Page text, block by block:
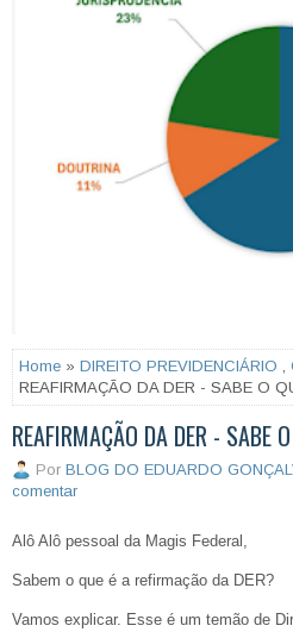
Home » DIREITO PREVIDENCIÁRIO
REAFIRMAÇÃO DA DER - SABE O
REAFIRMAÇÃO DA DER - SABE
Por BLOG DO EDUARDO
comentar
Alô Alô pessoal da Magis Federal,
Sabem o que é a refirmação da DER?
Vamos explicar. Esse é um temão de